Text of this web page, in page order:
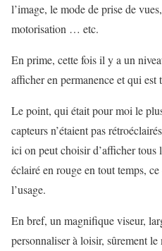
l’image, le mode de prise de
motorisation … etc.
En prime, cette fois il y a un
afficher en permanence et qui est
Le point, qui était pour moi le
capteurs n’étaient pas
ici on peut choisir d’afficher tous
éclairé en rouge en tout temps,
l’usage.
En bref, un magnifique viseur,
personnaliser à loisir, sûrement